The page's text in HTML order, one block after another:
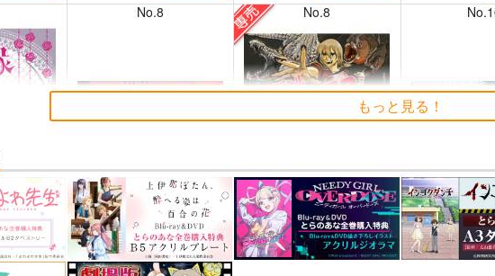
No.8
RED nankaAkanjinoOMNI
BUS
No.8
社畜巡礼記３ 南米スペシ
BLUE
もっと見る！